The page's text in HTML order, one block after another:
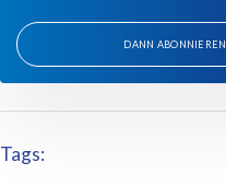
DANN ABONNIEREN
Tags: